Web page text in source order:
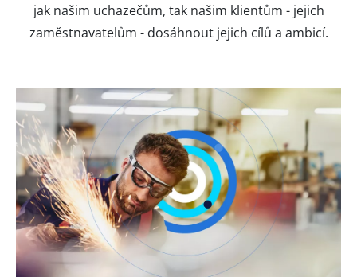
jak našim uchazečům, tak našim klientům - jejich
zaměstnavatelům - dosáhnout jejich cílů a ambicí.